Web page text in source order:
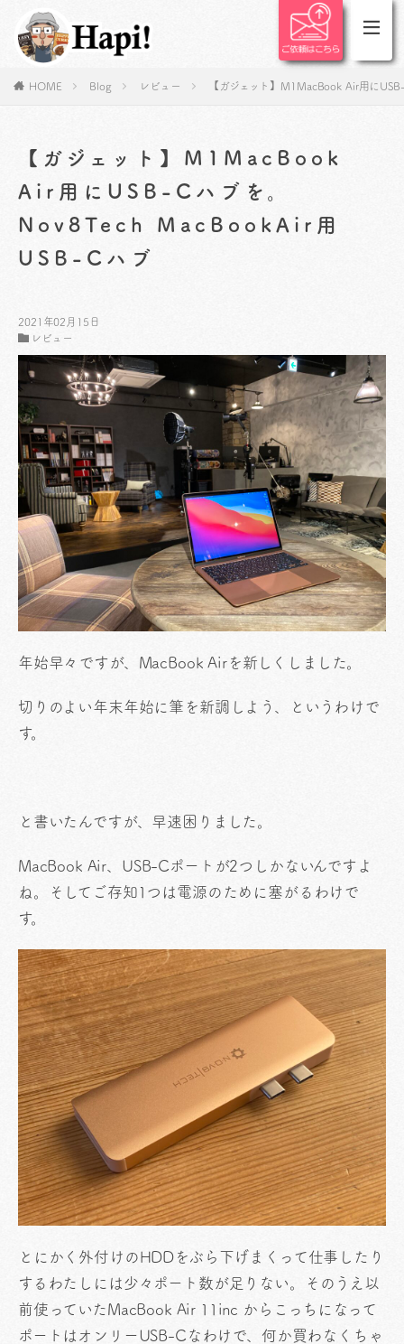
HOME Blog レビュー 【ガジェット】M1MacBook Air用に
【ガジェット】M1MacBook
Air用にUSB-Cハブを。
Nov8Tech MacBookAir用
USB-Cハブ
2021年02月15日
レビュー
年始早々ですが、MacBook Airを新しくしました。
切りのよい年末年始に筆を新調しよう、というわけで
す。
と書いたんですが、早速困りました。
MacBook Air、USB-Cポートが2つしかないんですよ
ね。そしてご存知1つは電源のために塞がるわけで
す。
とにかく外付けのHDDをぶら下げまくって仕事したり
するわたしには少々ポート数が足りない。そのうえ以
前使っていたMacBook Air 11inc からこっちになって
ポートはオンリーUSB-Cなわけで、何か買わなくちゃ